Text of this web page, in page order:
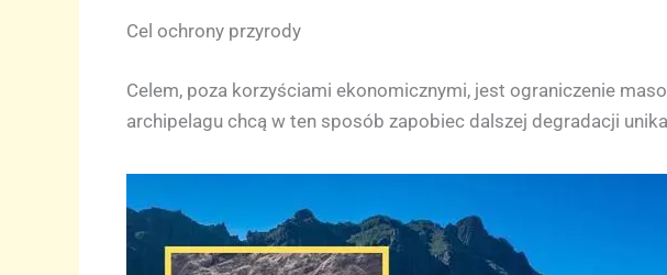
Cel ochrony przyrody
Celem, poza korzyściami ekonomicznymi, jest ograniczenie
archipelagu chcą w ten sposób zapobiec dalszej degradacji